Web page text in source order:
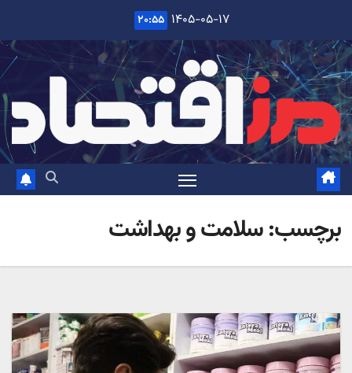
content
۱۴۰۵-۰۵-۱۷ ۲۰:۵۵
برچسب:سلامت و بهداشت